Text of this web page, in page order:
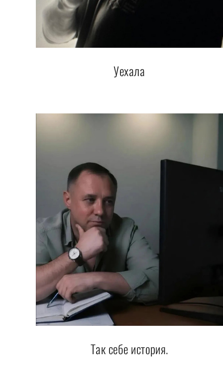
Уехала
Так себе история.